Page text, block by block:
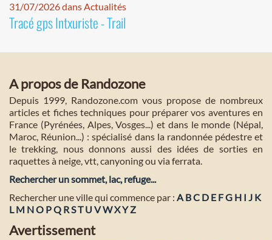
31/07/2026 dans Actualités
Tracé gps Intxuriste - Trail
A propos de Randozone
Depuis 1999, Randozone.com vous propose de nombreux
articles et fiches techniques pour préparer vos aventures en
France (Pyrénées, Alpes, Vosges...) et dans le monde (Népal,
Maroc, Réunion...) : spécialisé dans la randonnée pédestre et
le trekking, nous donnons aussi des idées de sorties en
raquettes à neige, vtt, canyoning ou via ferrata.
Rechercher un sommet, lac, refuge...
Rechercher une ville qui commence par : A BC D E FG H I J K
L M NO PQ RST U VWXYZ
Avertissement